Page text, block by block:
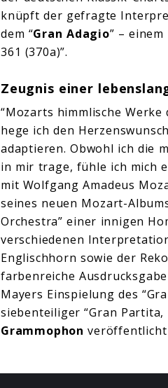
knüpft der gefragte
dem “Gran Adagio” –
361 (370a)”.
Zeugnis einer
“Mozarts himmlische
hege ich den
adaptieren. Obwohl ich die
in mir trage, fühle ich mich
mit Wolfgang Amadeus
seines neuen Mozart-
Orchestra” einer innigen
verschiedenen
Englischhorn sowie der
farbenreiche
Mayers Einspielung des
siebenteiliger “Gran Partita,
Grammophon veröffentlicht